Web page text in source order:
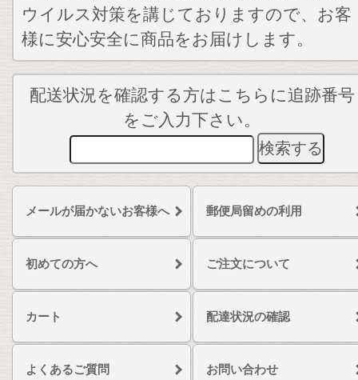
ウイルス対策を講じておりますので、お客
様に安心安全に商品をお届けします。
配送状況を確認する方はこちらに追跡番号
をご入力下さい。
メールが届かないお客様へ 郵便局留めの利用
初めての方へ ご注文について
カート 配達状況の確認
よくあるご質問 お問い合わせ